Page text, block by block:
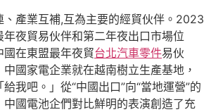
、產業互補,互為主要的經貿伙伴。2023
夜貿易伙伴和第二年夜出口市場位
在東盟最年夜貿台北汽車零件易伙
國家電企業就在越南樹立生產基地，
我吧。」從“中國出口”向“當地運營”的
國電池企們對比鮮明的表演創造了充